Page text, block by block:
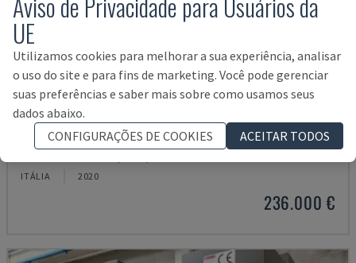
SYSTEM MASTER
ITÁLIA 2020
236.000 €
UE
Utilizamos cookies para melhorar a sua experiência, analisar
o uso do site e para fins de marketing. Você pode gerenciar
suas preferências e saber mais sobre como usamos seus
dados abaixo.
CONFIGURAÇÕES DE COOKIES
ACEITAR TODOS